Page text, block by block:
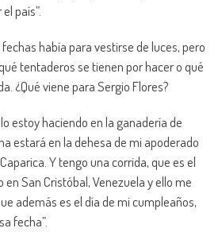
país”.
había para vestirse de luces, pero
tentaderos se tienen por hacer o qué
¿Qué viene para Sergio Flores?
estoy haciendo en la ganadería de
estará en la dehesa de mi apoderado
Y tengo una corrida, que es el
en San Cristóbal, Venezuela y ello me
además es el día de mi cumpleaños,
fecha”.